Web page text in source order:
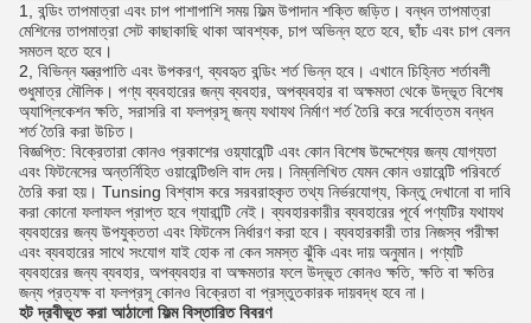
1, বন্ডিং তাপমাত্রা এবং চাপ পাশাপাশি সময় ফিল্ম উপাদান শক্তি জড়িত। বন্ধন তাপমাত্রা
মেশিনের তাপমাত্রা সেট কাছাকাছি থাকা আবশ্যক, চাপ অভিন্ন হতে হবে, ছাঁচ এবং চাপ বেলন
সমতল হতে হবে।
2, বিভিন্ন যন্ত্রপাতি এবং উপকরণ, ব্যবহৃত বন্ডিং শর্ত ভিন্ন হবে। এখানে চিহ্নিত শর্তাবলী
শুধুমাত্র মৌলিক। পণ্য ব্যবহারের জন্য ব্যবহার, অপব্যবহার বা অক্ষমতা থেকে উদ্ভূত বিশেষ
অ্যাপ্লিকেশন ক্ষতি, সরাসরি বা ফলপ্রসূ জন্য যথাযথ নির্মাণ শর্ত তৈরি করে সর্বোত্তম বন্ধন
শর্ত তৈরি করা উচিত।
বিজ্ঞপ্তি: বিক্রেতারা কোনও প্রকাশের ওয়্যারেন্টি এবং কোন বিশেষ উদ্দেশ্যের জন্য যোগ্যতা
এবং ফিটনেসের অন্তর্নিহিত ওয়ারেন্টিগুলি বাদ দেয়। নিম্নলিখিত যেমন কোন ওয়ারেন্টি পরিবর্তে
তৈরি করা হয়। Tunsing বিশ্বাস করে সরবরাহকৃত তথ্য নির্ভরযোগ্য, কিন্তু দেখানো বা দাবি
করা কোনো ফলাফল প্রাপ্ত হবে গ্যারান্টি নেই। ব্যবহারকারীর ব্যবহারের পূর্বে পণ্যটির যথাযথ
ব্যবহারের জন্য উপযুক্ততা এবং ফিটনেস নির্ধারণ করা হবে। ব্যবহারকারী তার নিজস্ব পরীক্ষা
এবং ব্যবহারের সাথে সংযোগ যাই হোক না কেন সমস্ত ঝুঁকি এবং দায় অনুমান। পণ্যটি
ব্যবহারের জন্য ব্যবহার, অপব্যবহার বা অক্ষমতার ফলে উদ্ভূত কোনও ক্ষতি, ক্ষতি বা ক্ষতির
জন্য প্রত্যক্ষ বা ফলপ্রসূ কোনও বিক্রেতা বা প্রস্তুতকারক দায়বদ্ধ হবে না।
হট দ্রবীভূত করা আঠালো ফিল্ম বিস্তারিত বিবরণ